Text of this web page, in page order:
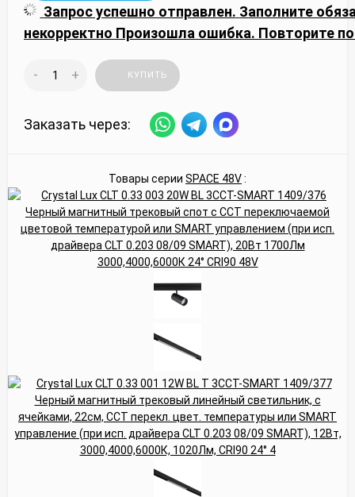
Запрос успешно отправлен. Заполните
некорректно Произошла ошибка. Повторите
- + КУПИТЬ
Заказать через:
Товары серии SPACE 48V: